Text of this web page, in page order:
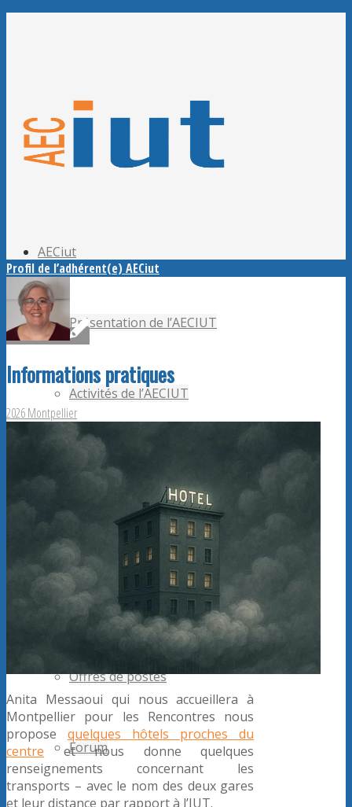
AECiut
Présentation de l’AECIUT
Activités de l’AECIUT
Publications
Adhérents AECiut
Promouvoir l’AECiut
Offres de postes
Forum
Profil de l’adhérent(e) AECiut
Informations pratiques
2026 Montpellier
Anita Messaoui qui nous accueillera à
Montpellier pour les Rencontres nous
proposequelques hôtels proches du
centre et nous donne quelques
renseignements concernant les
transports – avec le nom des deux gares
et leur distance par rapport à l’IUT.